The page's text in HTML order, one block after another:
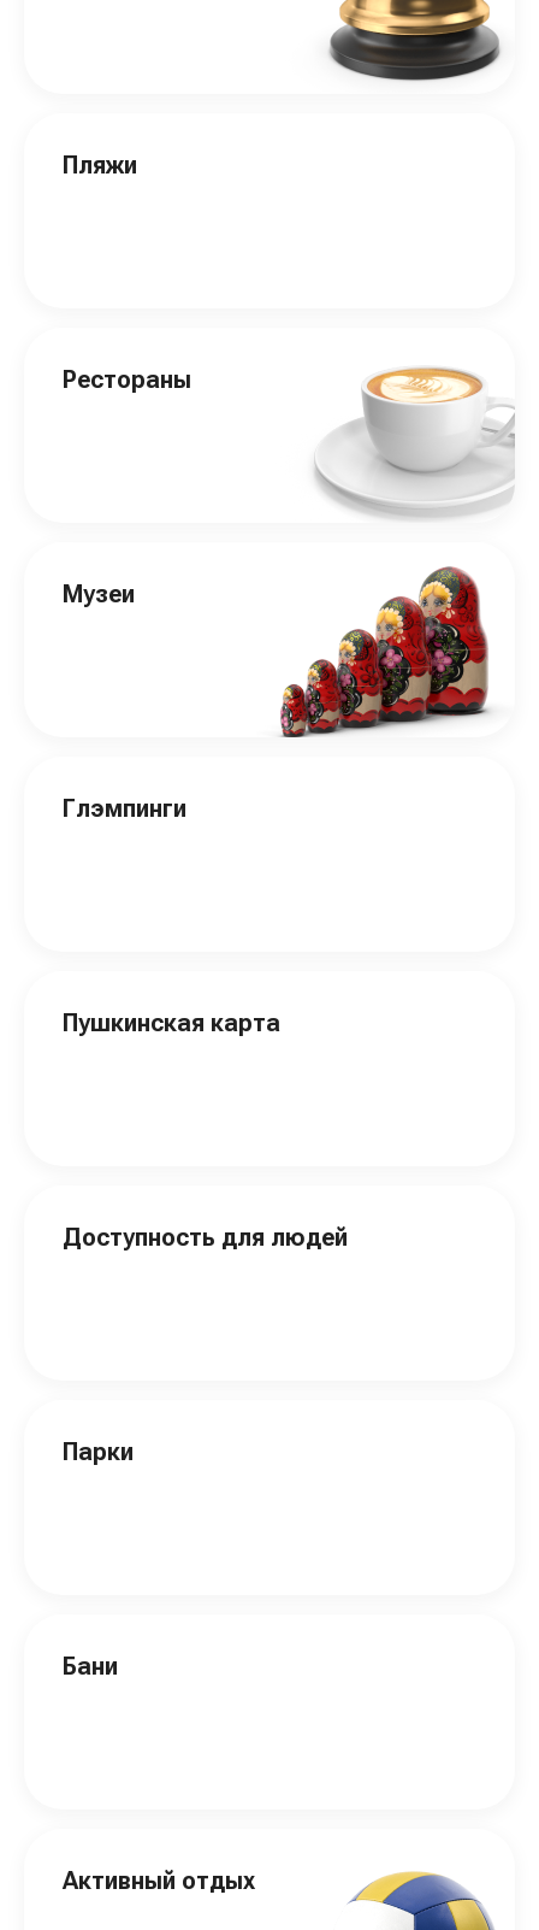
Пляжи
Рестораны
Музеи
Глэмпинги
Пушкинская карта
Доступность для людей
Парки
Бани
Активный отдых